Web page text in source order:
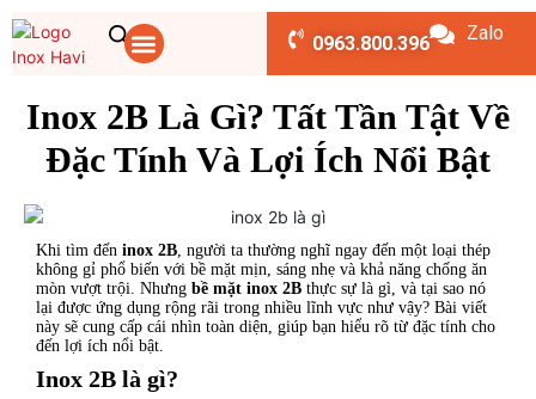
0963.800.396 Zalo
Nội Dung Bài Viết
Inox 2B Là Gì? Tất Tần Tật Về
Đặc Tính Và Lợi Ích Nổi Bật
Khi tìm đến inox 2B , người ta thường nghĩ ngay đến một loại thép
không gỉ phổ biến với bề mặt mịn, sáng nhẹ và khả năng chống ăn
mòn vượt trội. Nhưng bề mặt inox 2B thực sự là gì, và tại sao nó
lại được ứng dụng rộng rãi trong nhiều lĩnh vực như vậy? Bài viết
này sẽ cung cấp cái nhìn toàn diện, giúp bạn hiểu rõ từ đặc tính cho
đến lợi ích nổi bật.
Inox 2B là gì?